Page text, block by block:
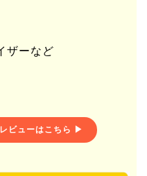
ザーなど
ビューはこちら ▶